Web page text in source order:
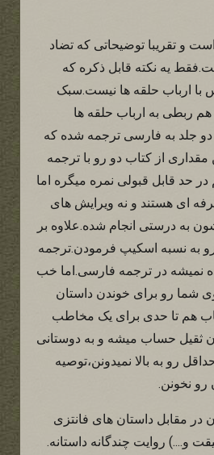
و تقریبا توضیحاتی که تضاد
یه نکته قابل ذکره که
با ارباب حلقه ها نیست.سبک
ربطی به ارباب حلقه ها
دو جلد به فارسی ترجمه شده که
از کتاب دو رو با ترجمه
در حد قابل قبولی نمره میگره اما
ای هستند و نه ویرایش های
به درستی انجام شده.علاوه بر
به نسبه اسکیپ فرمودن.ترجمه
نمیشه در ترجمه فارسی.اما خب
شما رو برای خوندن داستان
هم تا حدی برای یک مخاطب
ثقیل حساب میشه و به دوستانی
رو به بالا نمیدونن،توصیه
رو نخونن.
مقابل داستان های فانتزی
روایت چندگانه داستانه.